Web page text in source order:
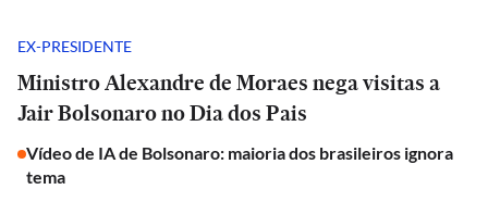
EX-PRESIDENTE
Ministro Alexandre de Moraes nega visitas a
Jair Bolsonaro no Dia dos Pais
Vídeo de IA de Bolsonaro: maioria dos brasileiros ignora
tema